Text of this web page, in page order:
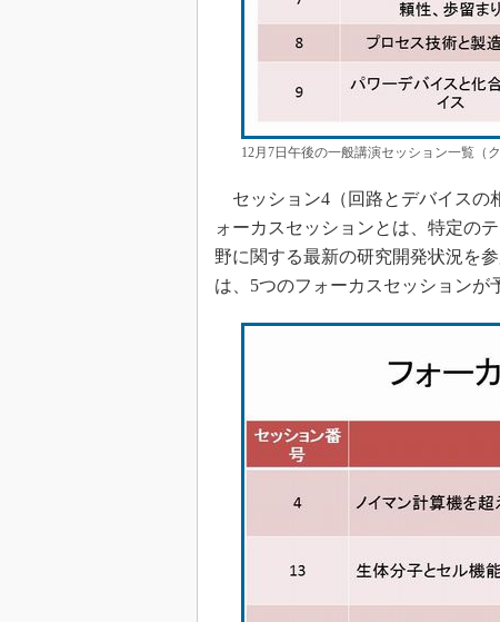
12月7日午後の一般講演セッション一覧（
セッション4（回路とデバイスの
ォーカスセッションとは、特定の
野に関する最新の研究開発状況を
は、5つのフォーカスセッションが